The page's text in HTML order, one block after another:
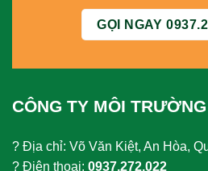
GỌI NGAY
CÔNG TY MÔI
? Địa chỉ: Võ Văn Kiệt, An Hòa,
? Điện thoại: 0937.272.022